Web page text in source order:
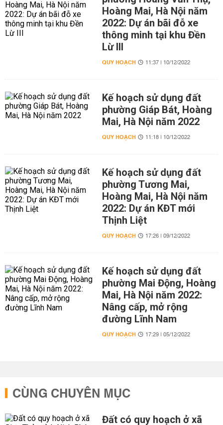
Hoàng Mai, Hà Nội năm
2022: Dự án bãi đỗ xe
thông minh tại khu Đền
Lừ III
QUY HOẠCH 11:37 | 10/12/2022
Kế hoạch sử dụng đất
phường Giáp Bát, Hoàng
Mai, Hà Nội năm 2022
QUY HOẠCH 11:18 | 10/12/2022
Kế hoạch sử dụng đất
phường Tương Mai,
Hoàng Mai, Hà Nội năm
2022: Dự án KĐT mới
Thịnh Liệt
QUY HOẠCH 17:26 | 09/12/2022
Kế hoạch sử dụng đất
phường Mai Động, Hoàng
Mai, Hà Nội năm 2022:
Nâng cấp, mở rộng
đường Lĩnh Nam
QUY HOẠCH 17:29 | 05/12/2022
CÙNG CHUYÊN MỤC
Đất có quy hoạch ở xã